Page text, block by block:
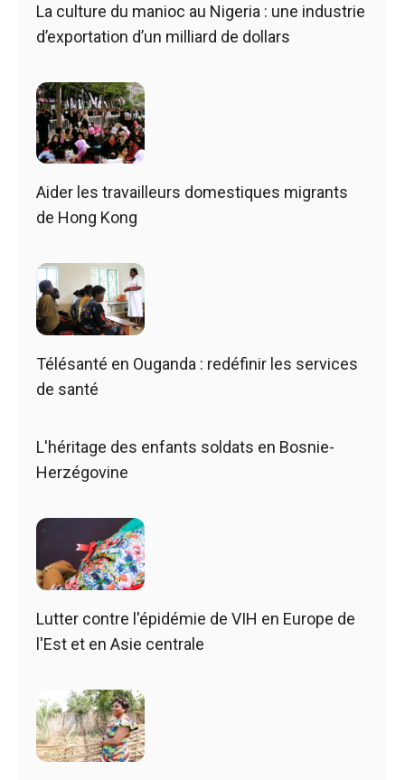
La culture du manioc au Nigeria : une industrie
d’exportation d’un milliard de dollars
Aider les travailleurs domestiques migrants
de Hong Kong
Télésanté en Ouganda : redéfinir les services
de santé
L'héritage des enfants soldats en Bosnie-
Herzégovine
Lutter contre l'épidémie de VIH en Europe de
l'Est et en Asie centrale